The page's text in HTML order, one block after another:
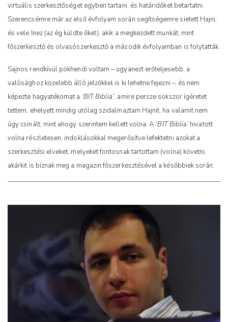
virtuális szerkesztőséget egyben tartani, és határidőket betartatni.
Szerencsémre már az első évfolyam során segítségemre sietett Hajni,
és vele Inez (az ég küldte őket), akik a megkezdett munkát, mint
főszerkesztő és olvasószerkesztő a második évfolyamban is folytatták.
Sajnos rendkívül pökhendi voltam – ugyanezt erőteljesebb, a
valósághoz közelebb álló jelzőkkel is ki lehetne fejezni –, és nem
képezte hagyatékomat a ‘BIT Biblia’, amire persze sokszor ígéretet
tettem, ehelyett mindig utólag szidalmaztam Hajnit, ha valamit nem
úgy csinált, mint ahogy szerintem kellett volna. A ‘BIT Biblia’ hivatott
volna részletesen, indoklásokkal megerősítve lefektetni azokat a
szerkesztési elveket, melyeket fontosnak tartottam (volna) követni,
akárkit is bíznak meg a magazin főszerkesztésével a későbbiek során.